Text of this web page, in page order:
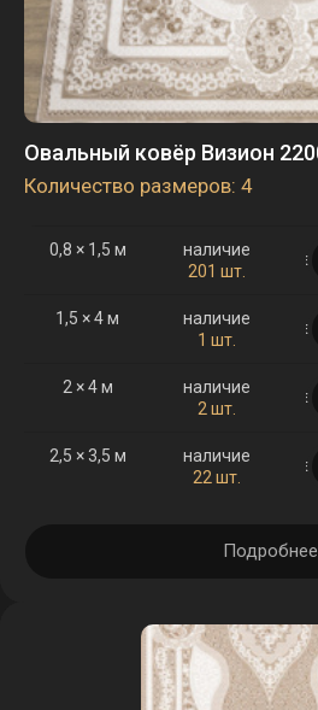
Овальный ковёр Визион
Количество размеров: 4
0,8 × 1,5 м
наличие
201 шт.
в корзине
1,5 × 4 м
наличие
1 шт.
в корзине
2 × 4 м
наличие
2 шт.
в корзине
2,5 × 3,5 м
наличие
22 шт.
в корзине
Подробнее